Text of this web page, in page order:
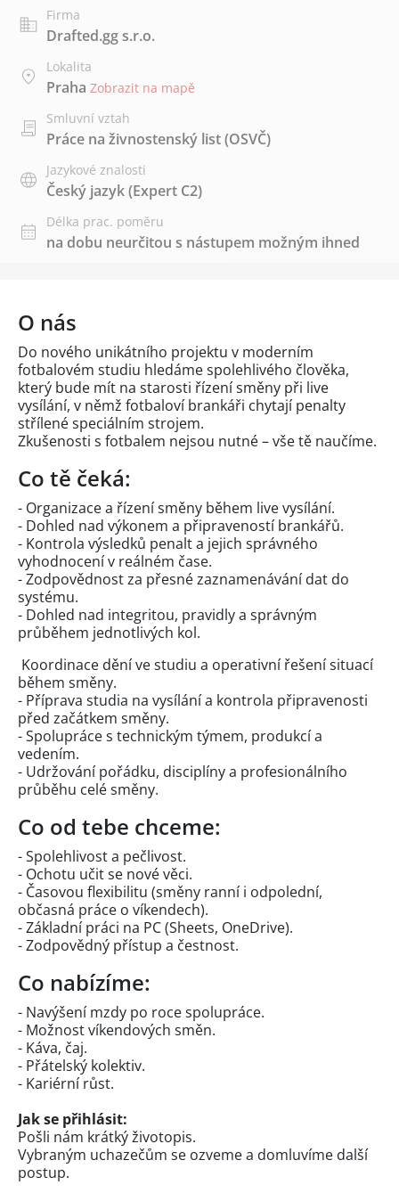
Firma
Drafted.gg s.r.o.
Lokalita
Praha Zobrazit na mapě
Smluvní vztah
Práce na živnostenský list (OSVČ)
Jazykové znalosti
Český jazyk(Expert C2)
Délka prac. poměru
na dobu neurčitou s nástupem možným ihned
O nás
Do nového unikátního projektu v moderním
fotbalovém studiu hledáme spolehlivého člověka,
který bude mít na starosti řízení směny při live
vysílání, v němž fotbaloví brankáři chytají penalty
střílené speciálním strojem.
Zkušenosti s fotbalem nejsou nutné – vše tě naučíme.
Co tě čeká:
- Organizace a řízení směny během live vysílání.
- Dohled nad výkonem a připraveností brankářů.
- Kontrola výsledků penalt a jejich správného
vyhodnocení v reálném čase.
- Zodpovědnost za přesné zaznamenávání dat do
systému.
- Dohled nad integritou, pravidly a správným
průběhem jednotlivých kol.
Koordinace dění ve studiu a operativní řešení situací
během směny.
- Příprava studia na vysílání a kontrola připravenosti
před začátkem směny.
- Spolupráce s technickým týmem, produkcí a
vedením.
- Udržování pořádku, disciplíny a profesionálního
průběhu celé směny.
Co od tebe chceme:
- Spolehlivost a pečlivost.
- Ochotu učit se nové věci.
- Časovou flexibilitu (směny ranní i odpolední,
občasná práce o víkendech).
- Základní práci na PC (Sheets, OneDrive).
- Zodpovědný přístup a čestnost.
Co nabízíme:
- Navýšení mzdy po roce spolupráce.
- Možnost víkendových směn.
- Káva, čaj.
- Přátelský kolektiv.
- Kariérní růst.
Jak se přihlásit:
Pošli nám krátký životopis.
Vybraným uchazečům se ozveme a domluvíme další
postup.